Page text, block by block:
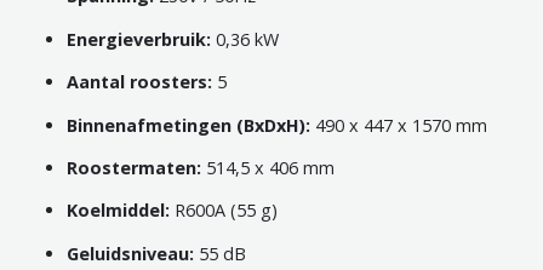
Energieverbruik: 0,36 kW
Aantal roosters: 5
Binnenafmetingen (BxDxH): 490 x 447 x 1570 mm
Roostermaten: 514,5 x 406 mm
Koelmiddel: R600A (55 g)
Geluidsniveau: 55 dB